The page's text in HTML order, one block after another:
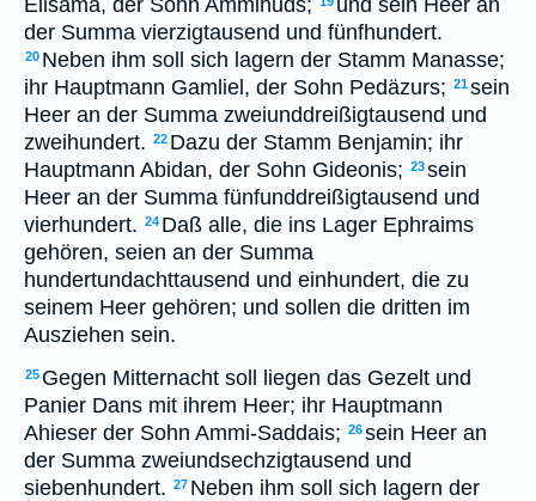
Elisama, der Sohn Ammihuds;
und sein Heer an
der Summa vierzigtausend und fünfhundert.
20 Neben ihm soll sich lagern der Stamm Manasse;
ihr Hauptmann Gamliel, der Sohn Pedäzurs; 21sein
Heer an der Summa zweiunddreißigtausend und
zweihundert. 22 Dazu der Stamm Benjamin; ihr
Hauptmann Abidan, der Sohn Gideonis; 23sein
Heer an der Summa fünfunddreißigtausend und
vierhundert. 24 Daß alle, die ins Lager Ephraims
gehören, seien an der Summa
hundertundachttausend und einhundert, die zu
seinem Heer gehören; und sollen die dritten im
Ausziehen sein.
25 Gegen Mitternacht soll liegen das Gezelt und
Panier Dans mit ihrem Heer; ihr Hauptmann
Ahieser der Sohn Ammi-Saddais; 26sein Heer an
der Summa zweiundsechzigtausend und
siebenhundert. 27 Neben ihm soll sich lagern der